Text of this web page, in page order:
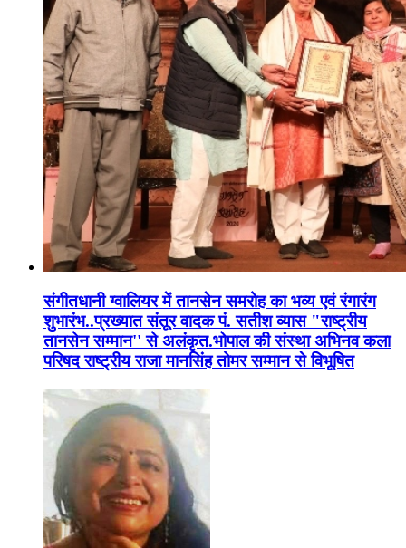
संगीतधानी ग्वालियर में तानसेन समरोह का भव्य एवं रंगारंग
शुभारंभ..प्रख्यात संतूर वादक पं. सतीश व्यास "राष्ट्रीय
तानसेन सम्मान'' से अलंकृत.भोपाल की संस्था अभिनव कला
परिषद राष्ट्रीय राजा मानसिंह तोमर सम्मान से विभूषित